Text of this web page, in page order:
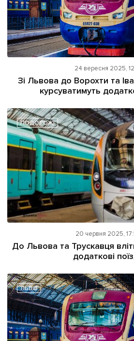
24 вересня 2025,
Зі Львова до Ворохти та
курсуватимуть
ПОДОРОЖІ
20 червня 2025,
До Львова та Трускавця
додаткові
ЛЬВІВ